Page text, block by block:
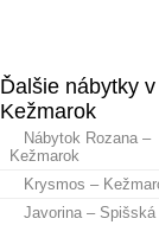
Ďalšie nábytky
Kežmarok
Nábytok Rozana –
Kežmarok
Krysmos –
Javorina – Spišská